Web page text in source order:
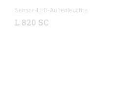
Sensor-LED-Außenleuchte
L 820 SC